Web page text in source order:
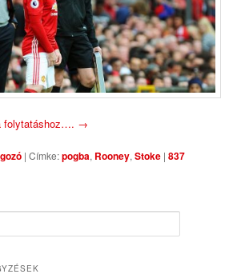
folytatáshoz…. →
|Címke:pogba, Rooney,Stoke |837